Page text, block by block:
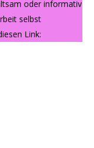
oder informativ
selbst
Link: